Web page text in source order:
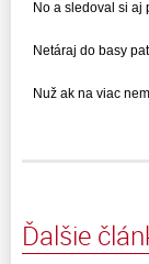
No a sledoval si aj
Netáraj do basy
Nuž ak na viac
Ďalšie